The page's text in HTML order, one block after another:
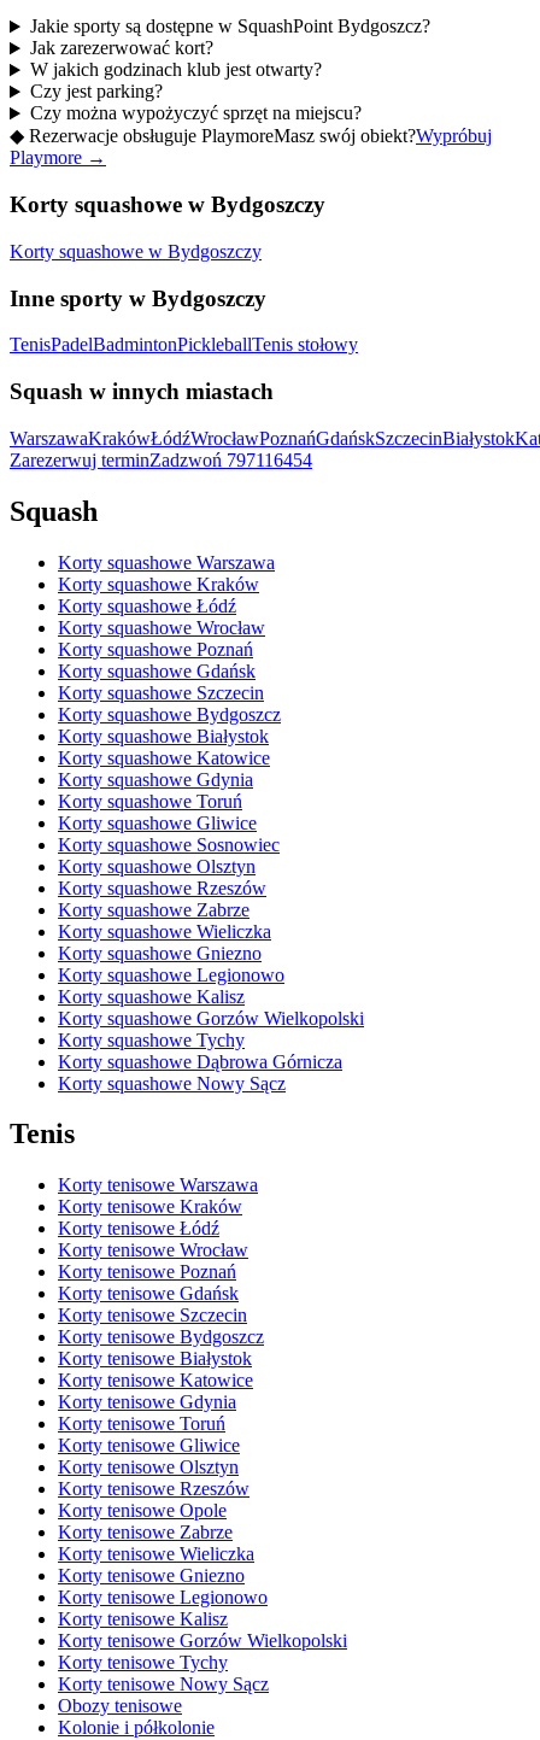
Jakie sporty są dostępne w SquashPoint Bydgoszcz?
Jak zarezerwować kort?
W jakich godzinach klub jest otwarty?
Czy jest parking?
Czy można wypożyczyć sprzęt na miejscu?
◆ Rezerwacje obsługuje PlaymoreMasz swój obiekt?Wypróbuj
Playmore →
Korty squashowe w Bydgoszczy
Korty squashowe w Bydgoszczy
Inne sporty w Bydgoszczy
TenisPadelBadmintonPickleballTenis stołowy
Squash w innych miastach
WarszawaKrakówŁódźWrocławPoznańGdańskSzczecinBiałystok
Zarezerwuj terminZadzwoń 797116454
Squash
Korty squashowe Warszawa
Korty squashowe Kraków
Korty squashowe Łódź
Korty squashowe Wrocław
Korty squashowe Poznań
Korty squashowe Gdańsk
Korty squashowe Szczecin
Korty squashowe Bydgoszcz
Korty squashowe Białystok
Korty squashowe Katowice
Korty squashowe Gdynia
Korty squashowe Toruń
Korty squashowe Gliwice
Korty squashowe Sosnowiec
Korty squashowe Olsztyn
Korty squashowe Rzeszów
Korty squashowe Zabrze
Korty squashowe Wieliczka
Korty squashowe Gniezno
Korty squashowe Legionowo
Korty squashowe Kalisz
Korty squashowe Gorzów Wielkopolski
Korty squashowe Tychy
Korty squashowe Dąbrowa Górnicza
Korty squashowe Nowy Sącz
Tenis
Korty tenisowe Warszawa
Korty tenisowe Kraków
Korty tenisowe Łódź
Korty tenisowe Wrocław
Korty tenisowe Poznań
Korty tenisowe Gdańsk
Korty tenisowe Szczecin
Korty tenisowe Bydgoszcz
Korty tenisowe Białystok
Korty tenisowe Katowice
Korty tenisowe Gdynia
Korty tenisowe Toruń
Korty tenisowe Gliwice
Korty tenisowe Olsztyn
Korty tenisowe Rzeszów
Korty tenisowe Opole
Korty tenisowe Zabrze
Korty tenisowe Wieliczka
Korty tenisowe Gniezno
Korty tenisowe Legionowo
Korty tenisowe Kalisz
Korty tenisowe Gorzów Wielkopolski
Korty tenisowe Tychy
Korty tenisowe Nowy Sącz
Obozy tenisowe
Kolonie i półkolonie